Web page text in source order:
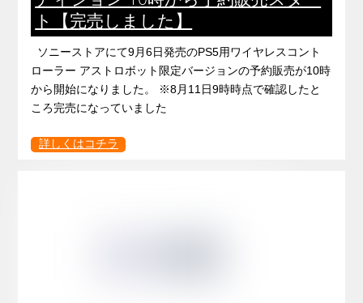
ト【完売しました】
ソニーストアにて9月6日発売のPS5用ワイヤレスコント
ローラー アストロボット限定バージョンの予約販売が10時
から開始になりました。 ※8月11日9時時点で確認したと
ころ完売になっていました
詳しくはコチラ